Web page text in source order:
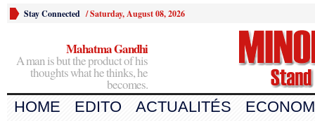
Stay Connected /Saturday, August 08, 2026
Mahatma Gandhi
A man is but the product of his
thoughts what he thinks, he
becomes.
HOME EDITO ACTUALITÉS